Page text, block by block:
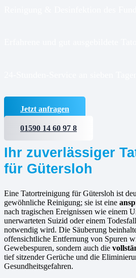
Jetzt anfragen
01590 14 60 97 8
Ihr zuverlässiger
für Gütersloh
Eine Tatortreinigung für Gütersloh ist
gewöhnliche Reinigung; sie ist eine
nach tragischen Ereignissen wie einem
unerwarteten Suizid oder einem
notwendig wird. Die Säuberung
offensichtliche Entfernung von Spuren
Gewebespuren, sondern auch die
tief sitzender Gerüche und die
Gesundheitsgefahren.